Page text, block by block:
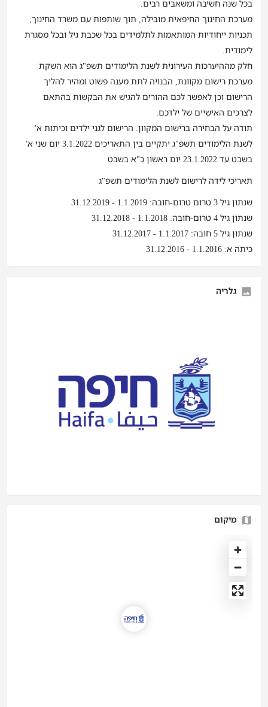
בכל שנה חשיבה ומשאבים רבים.
מערכת החינוך החיפאית מובילה, תוך שותפות עם משרד החינוך,
תכניות ייחודיות המותאמות לתלמידים בכל שכבת גיל ובכל מסגרת
לימודית.
חלק מההיערכות העירונית לשנת הלימודים תשפ"ג הוא השקת
מערכת רישום מקוונת, הבנויה לתת מענה פשוט ומהיר להליך
הרישום וכן לאפשר לכם ההורים להגיש את הבקשות בהתאם
לצרכים האישיים של ילדכם.
תודה על הבחירה ברישום המקוון. הרישום לגני ילדים וכיתות א'
לשנת הלימודים תשפ"ג יתקיים בין התאריכים 3.1.2022 יום שני א'
בשבט עד 23.1.2022 יום ראשון כ"א בשבט
תאריכי לידה לרישום לשנת הלימודים תשפ"ג
שנתון גיל 3 טרום טרום-חובה: 1.1.2019 - 31.12.2019
שנתון גיל 4 טרום-חובה: 1.1.2018 - 31.12.2018
שנתון גיל 5 חובה: 1.1.2017 - 31.12.2017
כיתה א: 1.1.2016 - 31.12.2016
גלריה
מיקום